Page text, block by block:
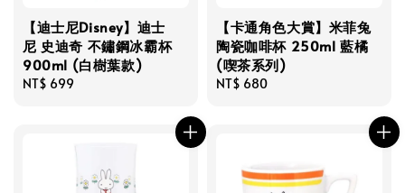
【迪士尼Disney】迪士
尼 史迪奇 不鏽鋼冰霸杯
900ml (白樹葉款)
Regular
NT$ 699
【卡通角色大賞】米菲兔
陶瓷咖啡杯 250ml 藍橘
(喫茶系列)
Regular
NT$ 680